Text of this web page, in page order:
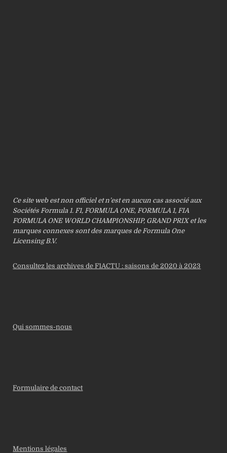
Ce site web est non officiel et n’est en aucun cas associé aux
Sociétés Formula 1. F1, FORMULA ONE, FORMULA 1, FIA
FORMULA ONE WORLD CHAMPIONSHIP, GRAND PRIX et les
marques connexes sont des marques de Formula One
Licensing B.V.
Consultez les archives de F1ACTU : saisons de 2020 à 2023
Qui sommes-nous
Formulaire de contact
Mentions légales